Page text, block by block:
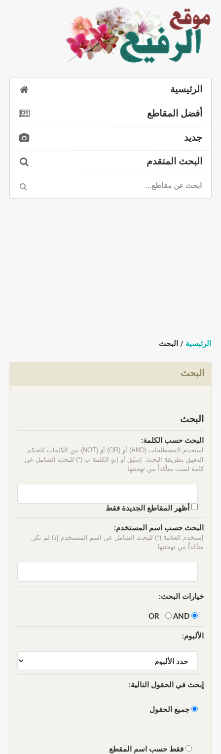
الرئيسية
أفضل المقاطع
جديد
البحث المتقدم
الرئيسية / البحث
البحث
البحث
البحث حسب الكلمة:
استخدم المصطلحات (AND) أو (OR) أو (NOT) بين الكلمات للتحكم
الدقيق بطريقة البحث. إسبُق أو إنهٍ الكلمة ب (*) للبحث الشامل عن
كلمة لست متأكداً من تهجئتها
أظهر المقاطع الجديدة فقط
البحث حسب اسم المستخدم:
إستخدم العلامة (*) للبحث الشامل عن اسم المستخدم إذا لم تكن
متأكداً من تهجئتها.
خيارات البحث:
AND
الألبوم:
إبحث في الحقول التالية:
جميع الحقول
فقط حسب اسم المقطع